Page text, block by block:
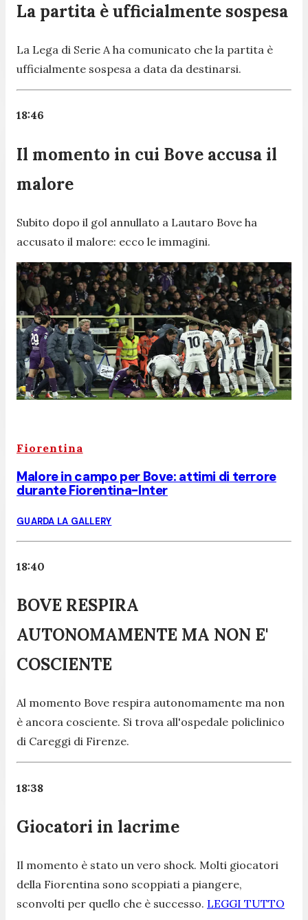
La partita è ufficialmente sospesa
La Lega di Serie A ha comunicato che la partita è
ufficialmente sospesa a data da destinarsi.
18:46
Il momento in cui Bove accusa il
malore
Subito dopo il gol annullato a Lautaro Bove ha
accusato il malore: ecco le immagini.
Fiorentina
Malore in campo per Bove: attimi di terrore
durante Fiorentina-Inter
GUARDA LA GALLERY
18:40
BOVE RESPIRA
AUTONOMAMENTE MA NON E'
COSCIENTE
Al momento Bove respira autonomamente ma non
è ancora cosciente. Si trova all'ospedale policlinico
di Careggi di Firenze.
18:38
Giocatori in lacrime
Il momento è stato un vero shock. Molti giocatori
della Fiorentina sono scoppiati a piangere,
sconvolti per quello che è successo. LEGGI TUTTO